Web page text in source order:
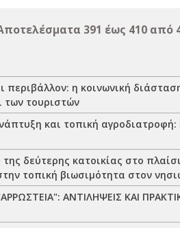
391 έως 410 από
περιβάλλον: η κοινωνική
των τουριστών
και τοπική
δεύτερης κατοικίας στο
τοπική βιωσιμότητα στον
ΑΝΤΙΛΗΨΕΙΣ ΚΑΙ